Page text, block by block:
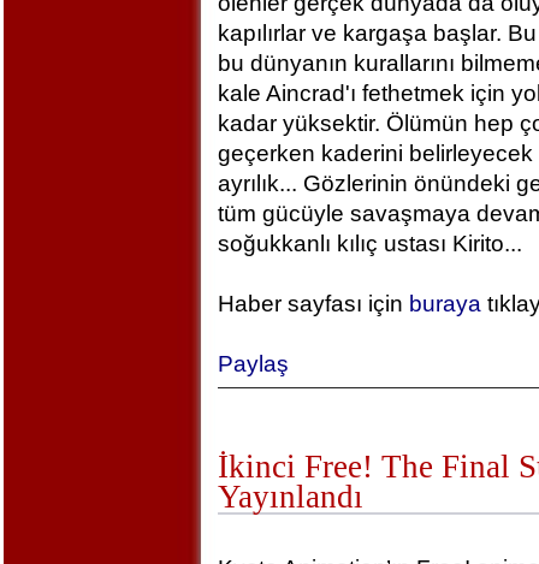
kapılırlar ve kargaşa başlar.
bu dünyanın kurallarını
kale Aincrad'ı fethetmek için
kadar yüksektir. Ölümün hep
geçerken kaderini belirleyecek
ayrılık... Gözlerinin önündeki
tüm gücüyle savaşmaya
soğukkanlı kılıç ustası Kirito...
Haber sayfası için buraya
Paylaş
İkinci Free! The Final
Yayınlandı